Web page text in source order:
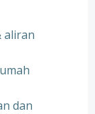
aliran
dan